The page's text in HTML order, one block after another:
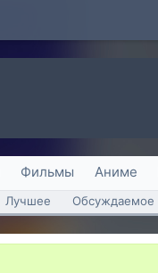
Фильмы Аниме
Лучшее Обсуждаемое